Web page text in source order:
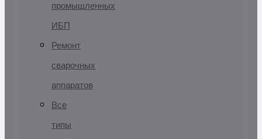
промышленных
ИБП
Ремонт
сварочных
аппаратов
Все
типы